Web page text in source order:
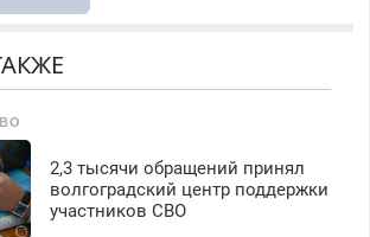
Ежемесячно
выплачивается денежная
премия. Возможно
2,3 тысячи обращений принял
волгоградский центр поддержки
участников СВО